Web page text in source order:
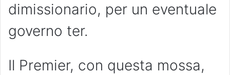
dimissionario, per un eventuale
governo ter.
Il Premier, con questa mossa,